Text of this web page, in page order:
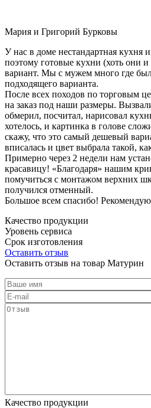
Мария и Григорий Бурковы
У нас в доме нестандартная кухня
поэтому готовые кухни (хоть они
вариант. Мы с мужем много где
подходящего варианта.
После всех походов по торговым
на заказ под наши размеры.
обмерил, посчитал, нарисовал
хотелось, и картинка в голове
скажу, что это самый дешевый
вписалась и цвет выбрала такой,
Примерно через 2 недели нам
красавицу! «Благодаря» нашим
помучиться с монтажом верхних
получился отменный.
Большое всем спасибо!
Качество продукции
Уровень сервиса
Срок изготовления
Оставить отзыв
Оставить отзыв на товар Матурин
Качество продукции